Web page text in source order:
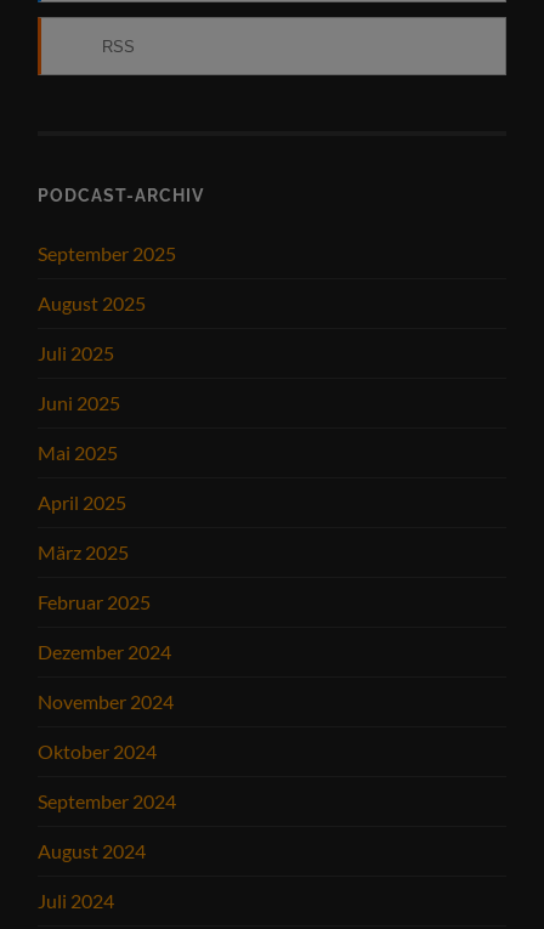
RSS
PODCAST-ARCHIV
September 2025
August 2025
Juli 2025
Juni 2025
Mai 2025
April 2025
März 2025
Februar 2025
Dezember 2024
November 2024
Oktober 2024
September 2024
August 2024
Juli 2024